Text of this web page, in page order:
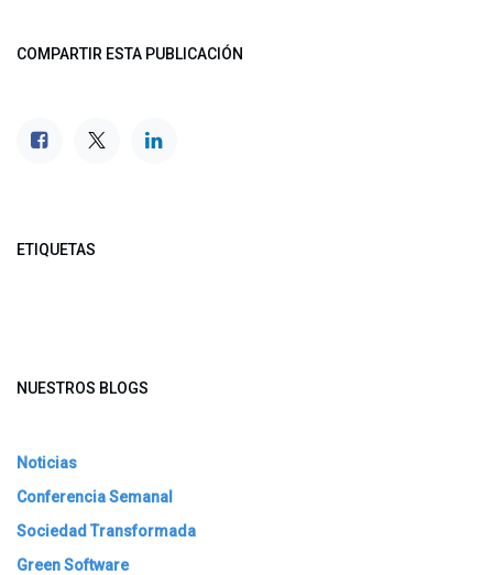
COMPARTIR ESTA PUBLICACIÓN
ETIQUETAS
NUESTROS BLOGS
Noticias
Conferencia Semanal
Sociedad Transformada
Green Software